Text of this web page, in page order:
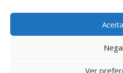
Ver
Portal EldoGomes.com.br | Entre os